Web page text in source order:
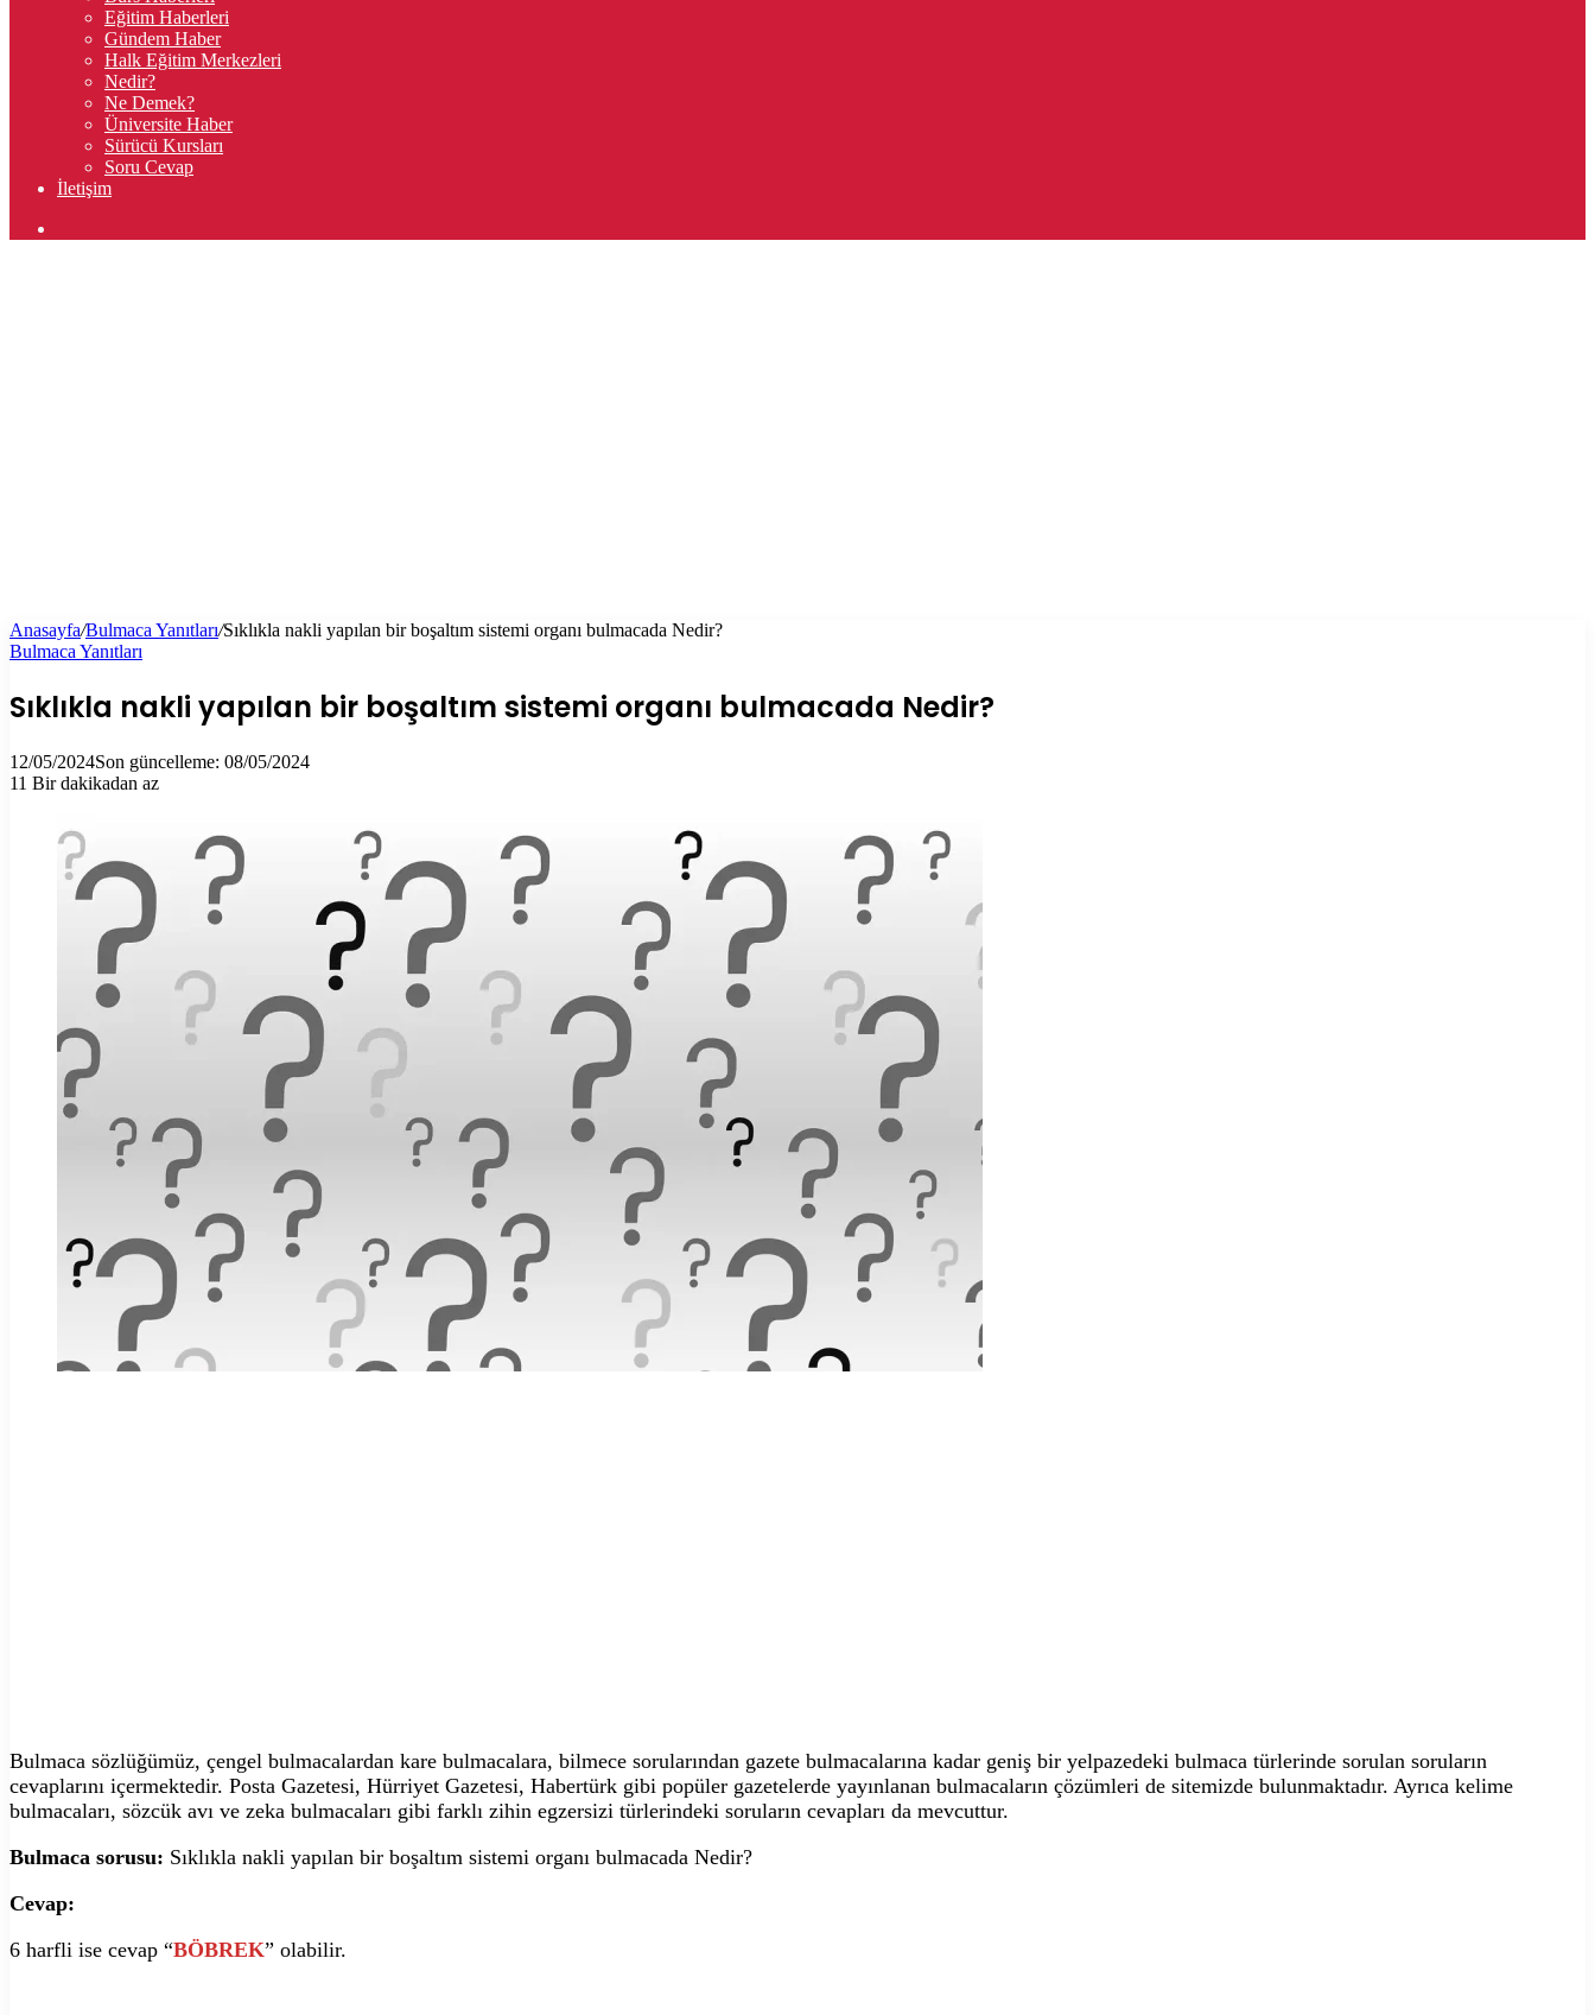
Eğitim Haberleri
Gündem Haber
Halk Eğitim Merkezleri
Nedir?
Ne Demek?
Üniversite Haber
Sürücü Kursları
Soru Cevap
İletişim
Anasayfa/Bulmaca Yanıtları/Sıklıkla nakli yapılan bir boşaltım sistemi organı bulmacada Nedir?
Bulmaca Yanıtları
Sıklıkla nakli yapılan bir boşaltım sistemi organı bulmacada Nedir?
12/05/2024Son güncelleme: 08/05/2024
11 Bir dakikadan az
Bulmaca sözlüğümüz, çengel bulmacalardan kare bulmacalara, bilmece sorularından gazete bulmacalarına kadar geniş bir yelpazedeki bulmaca türlerinde sorulan soruların
cevaplarını içermektedir. Posta Gazetesi, Hürriyet Gazetesi, Habertürk gibi popüler gazetelerde yayınlanan bulmacaların çözümleri de sitemizde bulunmaktadır. Ayrıca kelime
bulmacaları, sözcük avı ve zeka bulmacaları gibi farklı zihin egzersizi türlerindeki soruların cevapları da mevcuttur.
Bulmaca sorusu: Sıklıkla nakli yapılan bir boşaltım sistemi organı bulmacada Nedir?
Cevap:
6 harfli ise cevap “BÖBREK” olabilir.